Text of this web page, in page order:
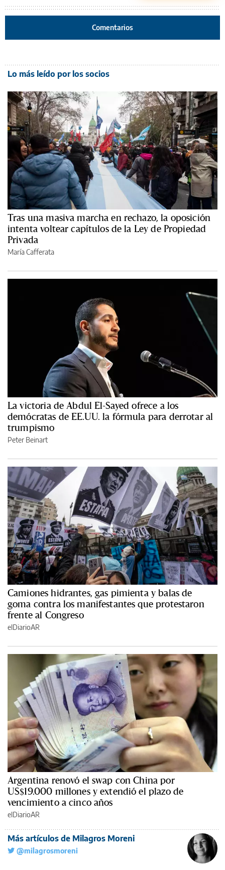
Comentarios
Lo más leído por los socios
Tras una masiva marcha en rechazo, la oposición
intenta voltear capítulos de la Ley de Propiedad
Privada
María Cafferata
La victoria de Abdul El-Sayed ofrece a los
demócratas de EE.UU. la fórmula para derrotar al
trumpismo
Peter Beinart
Camiones hidrantes, gas pimienta y balas de
goma contra los manifestantes que protestaron
frente al Congreso
elDiarioAR
Argentina renovó el swap con China por
US$19.000 millones y extendió el plazo de
vencimiento a cinco años
elDiarioAR
Más artículos de Milagros Moreni
@milagrosmoreni